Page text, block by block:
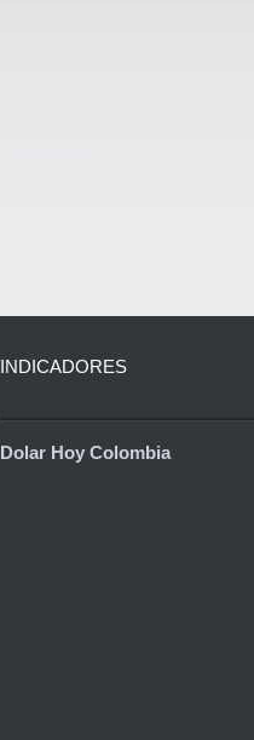
INDICADORES
Dolar Hoy Colombia